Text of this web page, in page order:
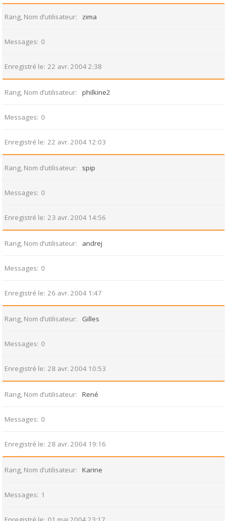
Rang, Nom d’utilisateur zima
Messages 0
Enregistré le 22 avr. 2004 2:38
Rang, Nom d’utilisateur philkine2
Messages 0
Enregistré le 22 avr. 2004 12:03
Rang, Nom d’utilisateur spip
Messages 0
Enregistré le 23 avr. 2004 14:56
Rang, Nom d’utilisateur andrej
Messages 0
Enregistré le 26 avr. 2004 1:47
Rang, Nom d’utilisateur Gilles
Messages 0
Enregistré le 28 avr. 2004 10:53
Rang, Nom d’utilisateur René
Messages 0
Enregistré le 28 avr. 2004 19:16
Rang, Nom d’utilisateur Karine
Messages 1